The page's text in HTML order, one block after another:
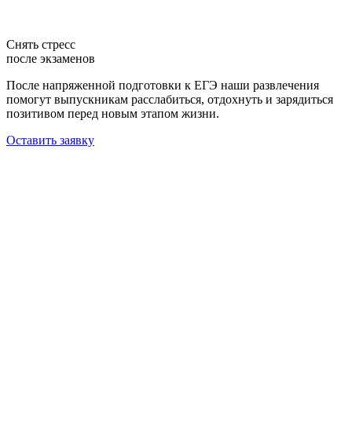
Снять стресс
после экзаменов
После напряженной подготовки к ЕГЭ наши развлечения
помогут выпускникам расслабиться, отдохнуть и зарядиться
позитивом перед новым этапом жизни.
Оставить заявку